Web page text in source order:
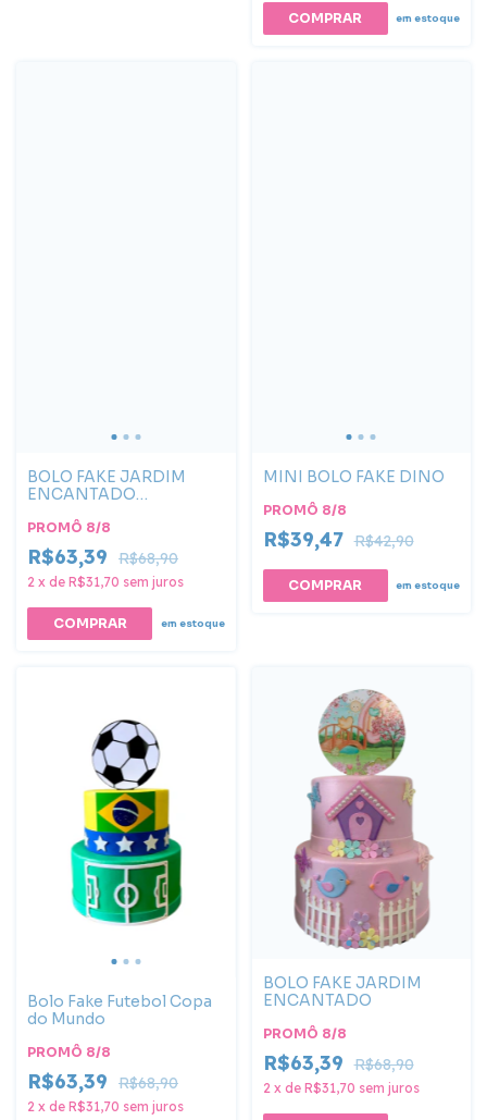
COMPRAR em estoque
BOLO FAKE JARDIM
ENCANTADO
PROMÔ 8/8
R$63,39 R$68,90
2 x de R$31,70 sem juros
em estoque
MINI BOLO FAKE DINO
PROMÔ 8/8
R$39,47 R$42,90
em estoque
Bolo Fake Futebol Copa
do Mundo
PROMÔ 8/8
R$63,39 R$68,90
2 x de R$31,70 sem juros
BOLO FAKE JARDIM
ENCANTADO
PROMÔ 8/8
R$63,39 R$68,90
2 x de R$31,70 sem juros